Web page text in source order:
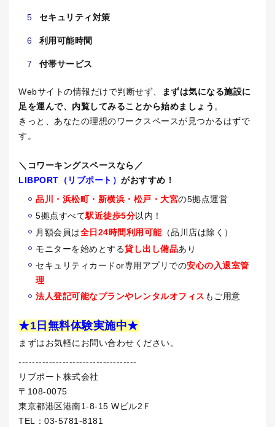
セキュリティ対策
利用可能時間
付帯サービス
Webサイトの情報だけで判断せず、
まずは気になる施設に
足を運んで、内覧してみることから始めましょう 。
きっと、あなたの理想のワークスペースが見つかるはずで
す。
＼コワーキングスペースなら／
LIBPORT （リブポート） がおすすめ！
品川・浜松町・新横浜・松戸・大宮の5拠点運営
5拠点すべて駅近徒歩5分以内！
月額会員は全日24時間利用可能（品川店は除く）
モニターを始めとする貸し出し備品あり
セキュリティカードor専用アプリでの安心の入退室管
理
法人登記可能なプランやレンタルオフィス もご用意
★1 日無料体験実施中★
まずはお気軽にお問い合わせください。
-----------------------------------
リブポート株式会社
〒 108-0075
東京都港区港南1-8-15 Wビル2 Ｆ
TEL： 03-5781-8181